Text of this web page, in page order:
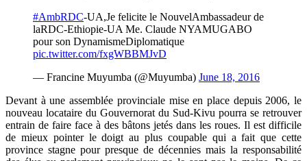
#AmbRDC-UA,Je felicite le NouvelAmbassadeur de
laRDC-Ethiopie-UA Me. Claude NYAMUGABO
pour son DynamismeDiplomatique
pic.twitter.com/fxgWBBMJvD
— Francine Muyumba (@Muyumba) June 18, 2016
Devant à une assemblée provinciale mise en place depuis 2006, le
nouveau locataire du Gouvernorat du Sud-Kivu pourra se retrouver
entrain de faire face à des bâtons jetés dans les roues. Il est difficile
de mieux pointer le doigt au plus coupable qui a fait que cette
province stagne pour presque de décennies mais la responsabilité